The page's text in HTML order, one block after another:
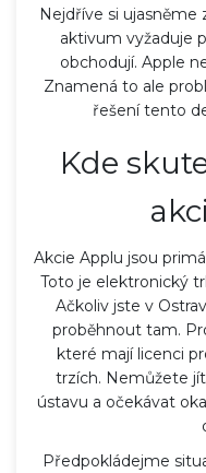
Nejdříve si ujasněme
aktivum vyžaduje
obchodují. Apple
Znamená to ale
řešení tento
Kde
Akcie Applu jsou
Toto je elektronický
Ačkoliv jste v
proběhnout tam.
které mají licenci
trzích. Nemůžete
ústavu a očekávat
Předpokládejme